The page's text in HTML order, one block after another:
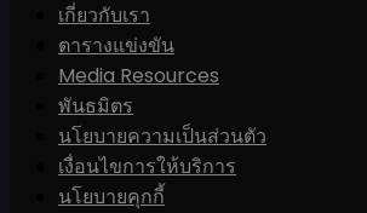
เกี่ยวกับเรา
ตารางแข่งขัน
Media Resources
พันธมิตร
นโยบายความเป็นส่วนตัว
เงื่อนไขการให้บริการ
นโยบายคุกกี้